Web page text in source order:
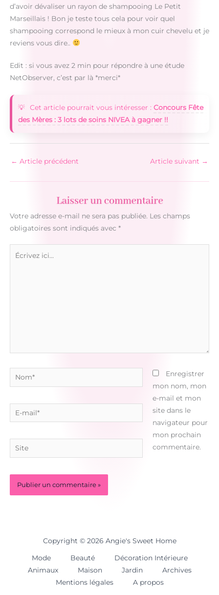
d’avoir dévaliser un rayon de shampooing Le Petit
Marseillais ! Bon je teste tous cela pour voir quel
shampooing correspond le mieux à mon cuir chevelu et je
reviens vous dire..
Edit : si vous avez 2 min pour répondre à une étude
NetObserver, c’est par là *merci*
Cet article pourrait vous intéresser : Concours Fête
des Mères : 3 lots de soins NIVEA à gagner !!
← Article précédent Article suivant →
Laisser un commentaire
Votre adresse e-mail ne sera pas publiée. Les champs
obligatoires sont indiqués avec *
Nom*
E-
mail*
Site
Enregistrer
mon nom, mon
e-mail et mon
site dans le
navigateur pour
mon prochain
commentaire.
Copyright © 2026 Angie's Sweet Home
Mode Beauté
Décoration Intérieure
Animaux
Maison Jardin
Archives
Mentions légales
A propos